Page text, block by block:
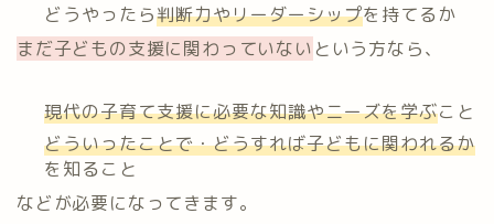
どうやったら判断力やリーダーシップを持てるか
まだ子どもの支援に関わっていない という方なら、
現代の子育て支援に必要な知識やニーズを学ぶこと
どういったことで・どうすれば子どもに関われるか
を知ること
などが必要になってきます。